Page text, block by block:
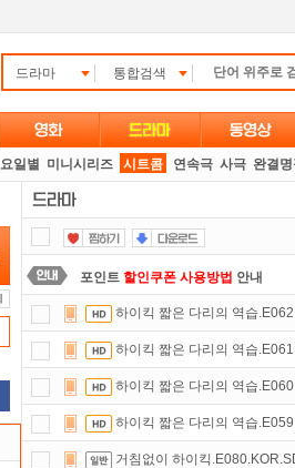
드라마 통합검색
요일별 미니시리즈 시트콤 연속극 사극 완결
포인트 할인쿠폰 사용방법 안내
댓글만 잘써도무료 포인트를 드립
숨어있는 카드 마일리지 조회하고
요즘 뭐가 재밌지? 고민되면 눌러봐!
출석체크이벤트!매일매일출석체
하이킥 짧은 다리의 역습
하이킥 짧은 다리의 역습
하이킥 짧은 다리의 역습
하이킥 짧은 다리의 역습
거침없이 하이킥